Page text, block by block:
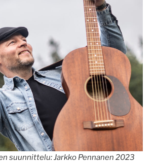
suunnittelu: Jarkko Pennanen 2023